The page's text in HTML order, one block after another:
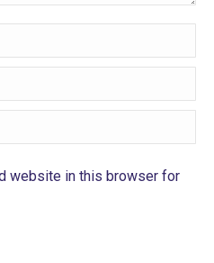
website in this browser for